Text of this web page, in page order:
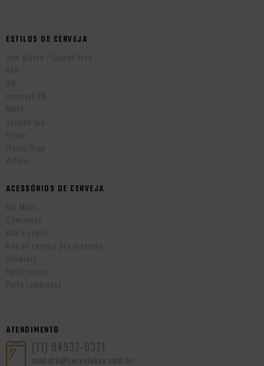
ESTILOS DE CERVEJA
Sem glúten / Gluten Free
APA
IPA
Imperial IPA
NEIPA
Session Ipa
Pilsen
Weiss/Trigo
Witbier
ACESSÓRIOS DE CERVEJA
Bar Mats
Camisetas
Kits e copos
Kits de cerveja pra presente
Growlers
Porta copos
Porta tampinhas
ATENDIMENTO
(11) 94937-0371
contato@cervejabox.com.br